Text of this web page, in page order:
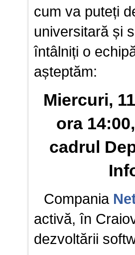
cum va puteți
universitară și
întâlniți o
așteptăm:
Miercuri,
ora
cadrul
Compania
activă, în
dezvoltării